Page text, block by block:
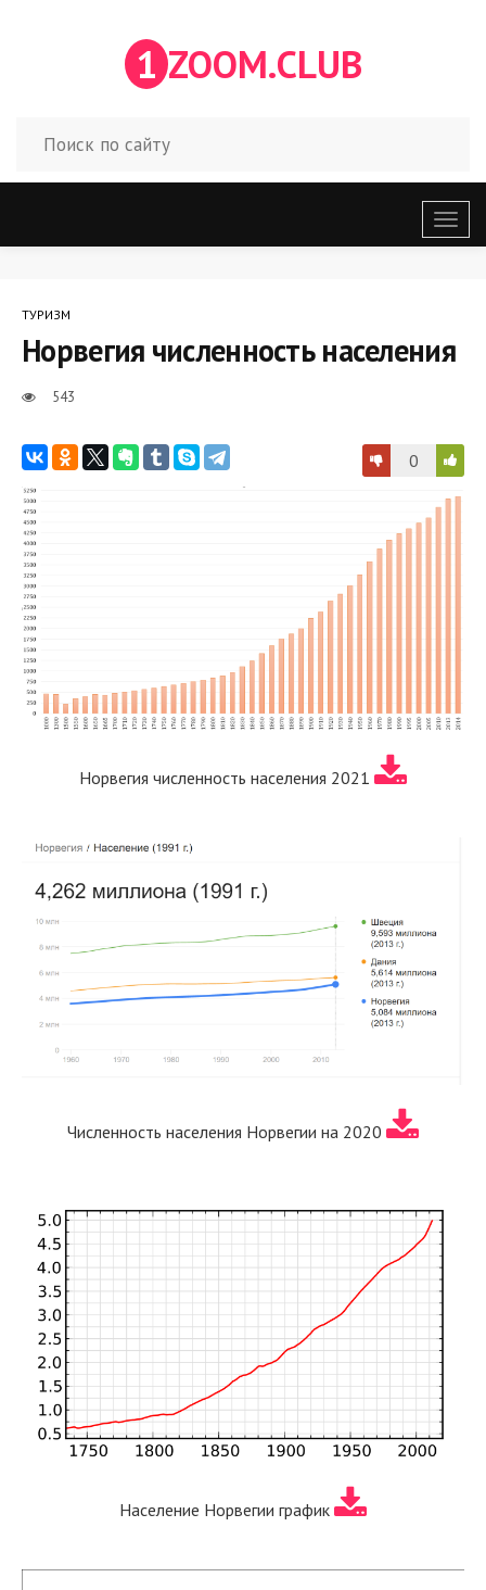
1 ZOOM.CLUB
меню
ТУРИЗМ
Норвегия численность населения
543
0
Норвегия численность населения 2021
Численность населения Норвегии на 2020
Население Норвегии график